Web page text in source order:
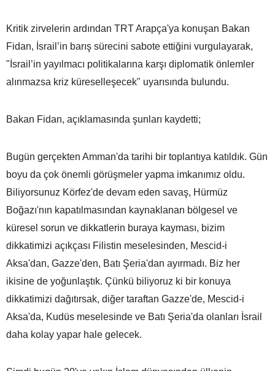
Kritik zirvelerin ardından TRT Arapça'ya konuşan Bakan
Fidan, İsrail’in barış sürecini sabote ettiğini vurgulayarak,
"İsrail’in yayılmacı politikalarına karşı diplomatik önlemler
alınmazsa kriz küreselleşecek" uyarısında bulundu.
Bakan Fidan, açıklamasında şunları kaydetti;
Bugün gerçekten Amman'da tarihi bir toplantıya katıldık. Gün
boyu da çok önemli görüşmeler yapma imkanımız oldu.
Biliyorsunuz Körfez'de devam eden savaş, Hürmüz
Boğazı'nın kapatılmasından kaynaklanan bölgesel ve
küresel sorun ve dikkatlerin buraya kayması, bizim
dikkatimizi açıkçası Filistin meselesinden, Mescid-i
Aksa'dan, Gazze'den, Batı Şeria'dan ayırmadı. Biz her
ikisine de yoğunlaştık. Çünkü biliyoruz ki bir konuya
dikkatimizi dağıtırsak, diğer taraftan Gazze'de, Mescid-i
Aksa'da, Kudüs meselesinde ve Batı Şeria'da olanları İsrail
daha kolay yapar hale gelecek.